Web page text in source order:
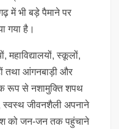
में भी बड़े पैमाने पर
गया है।
महाविद्यालयों, स्कूलों,
तथा आंगनबाड़ी और
रूप से नशामुक्ति शपथ
स्वस्थ जीवनशैली अपनाने
को जन-जन तक पहुंचाने